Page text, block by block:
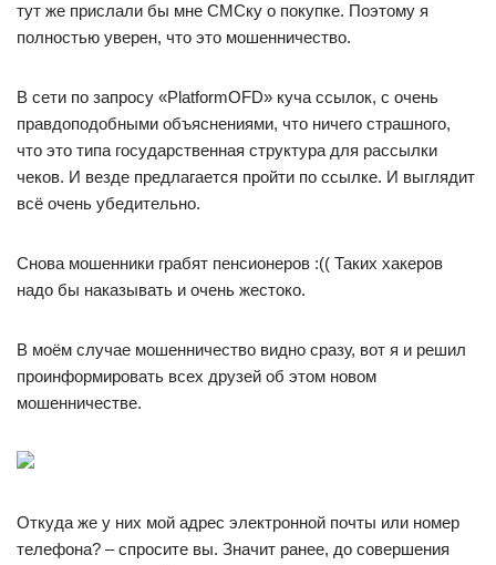
тут же прислали бы мне СМСку о покупке. Поэтому я
полностью уверен, что это мошенничество.
В сети по запросу «PlatformOFD» куча ссылок, с очень
правдоподобными объяснениями, что ничего страшного,
что это типа государственная структура для рассылки
чеков. И везде предлагается пройти по ссылке. И выглядит
всё очень убедительно.
Снова мошенники грабят пенсионеров :(( Таких хакеров
надо бы наказывать и очень жестоко.
В моём случае мошенничество видно сразу, вот я и решил
проинформировать всех друзей об этом новом
мошенничестве.
Откуда же у них мой адрес электронной почты или номер
телефона? – спросите вы. Значит ранее, до совершения